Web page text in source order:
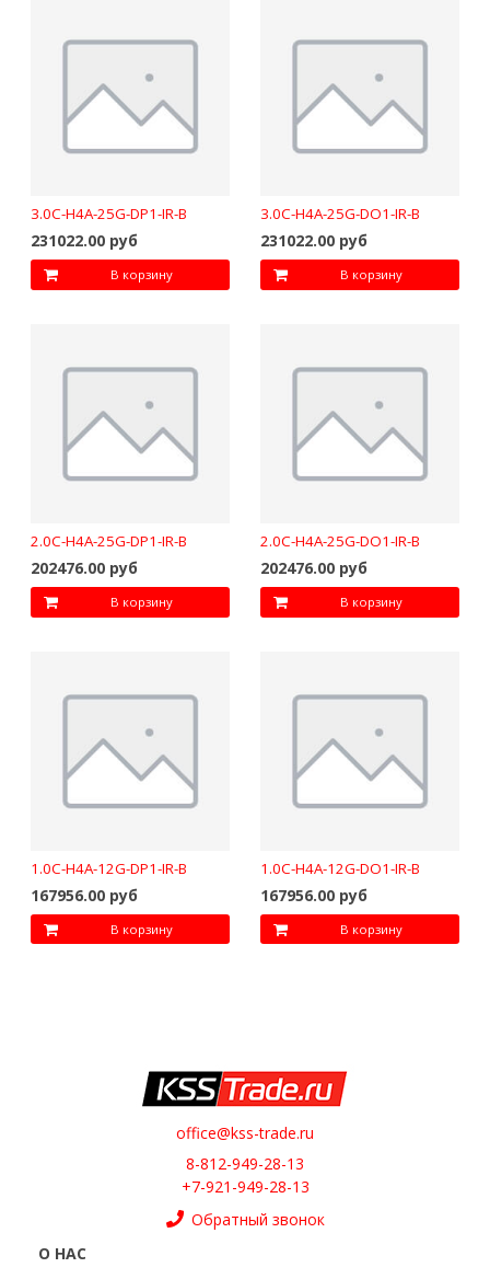
3.0C-H4A-25G-DP1-IR-B
231022.00 руб
В корзину
3.0C-H4A-25G-DO1-IR-B
231022.00 руб
В корзину
2.0C-H4A-25G-DP1-IR-B
202476.00 руб
В корзину
2.0C-H4A-25G-DO1-IR-B
202476.00 руб
В корзину
1.0C-H4A-12G-DP1-IR-B
167956.00 руб
В корзину
1.0C-H4A-12G-DO1-IR-B
167956.00 руб
В корзину
office@kss-trade.ru
8-812-949-28-13
+7-921-949-28-13
Обратный звонок
О НАС